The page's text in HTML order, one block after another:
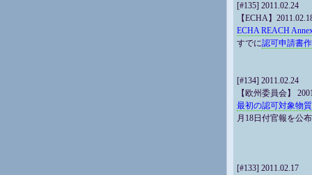
[#135] 2011.02.24
【ECHA】
ECHA REACH
すでに認可申請書
[#134] 2011.02.24
【欧州委員会】
最初の認可対象物
月18日付官報を公布
[#133] 2011.02.17